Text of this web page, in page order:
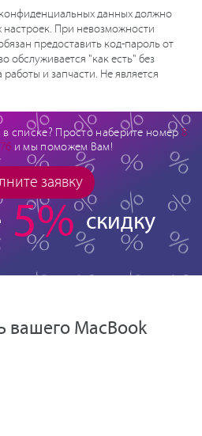
данных должно
настроек. При невозможности
предоставить код-пароль от
обслуживается "как есть" без
и запчасти. Не является
списке? Просто наберите номер 8
и мы поможем Вам!
заявку
5% скидку
вашего MacBook